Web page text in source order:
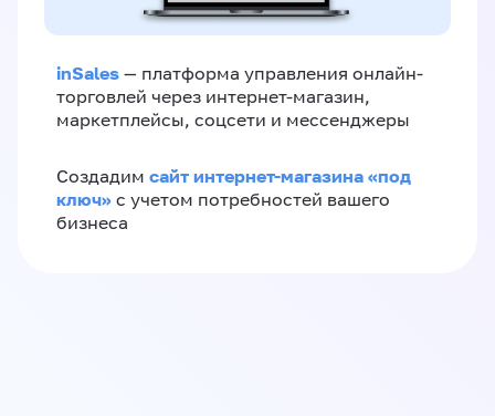
inSales — платформа управления онлайн-
торговлей через интернет-магазин,
маркетплейсы, соцсети и мессенджеры
Создадим сайт интернет-магазина «под
ключ» с учетом потребностей вашего
бизнеса